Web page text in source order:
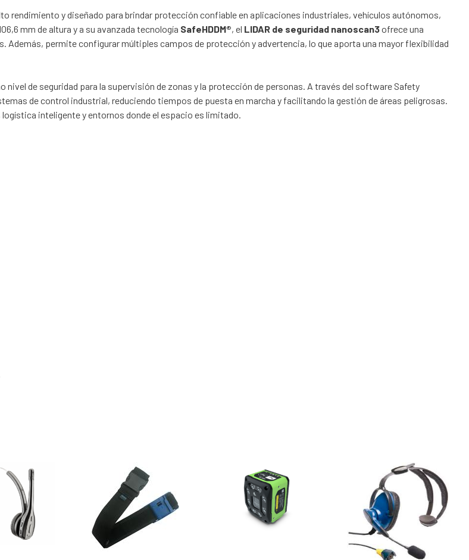
rendimiento y diseñado para brindar protección confiable en aplicaciones industriales, vehículos autónomos,
mm de altura y a su avanzada tecnología SafeHDDM®, el LIDAR de seguridad nanoscan3ofrece una
permite configurar múltiples campos de protección y advertencia, lo que aporta una mayor flexibilidad
nivel de seguridad para la supervisión de zonas y la protección de personas. A través del software Safety
de control industrial, reduciendo tiempos de puesta en marcha y facilitando la gestión de áreas peligrosas.
inteligente y entornos donde el espacio es limitado.